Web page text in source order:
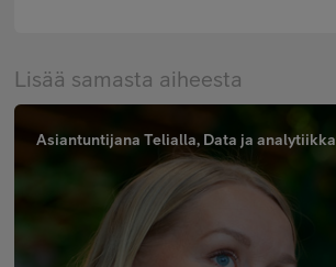
Lisää samasta aiheesta
Asiantuntijana Telialla, Data ja analytiikka